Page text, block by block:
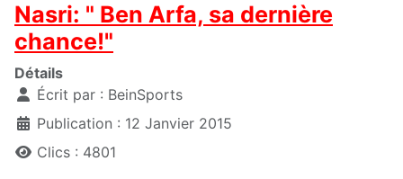
Nasri: " Ben Arfa, sa dernière
chance!"
Détails
Écrit par : BeinSports
Publication : 12 Janvier 2015
Clics : 4801